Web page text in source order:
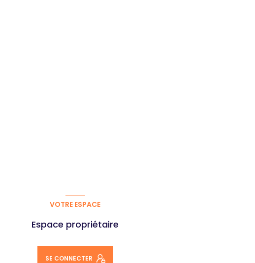
VOTRE ESPACE
Espace propriétaire
SE CONNECTER